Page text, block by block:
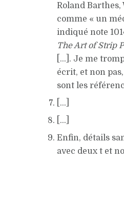
Roland
comme « un
indiqué note
The Art of Strip
[…]. Je me
écrit, et non
sont les
[…]
[…]
Enfin, détails
avec deux t et